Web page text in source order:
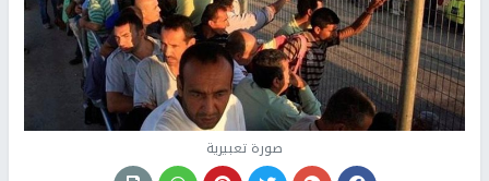
صورة تعبيرية